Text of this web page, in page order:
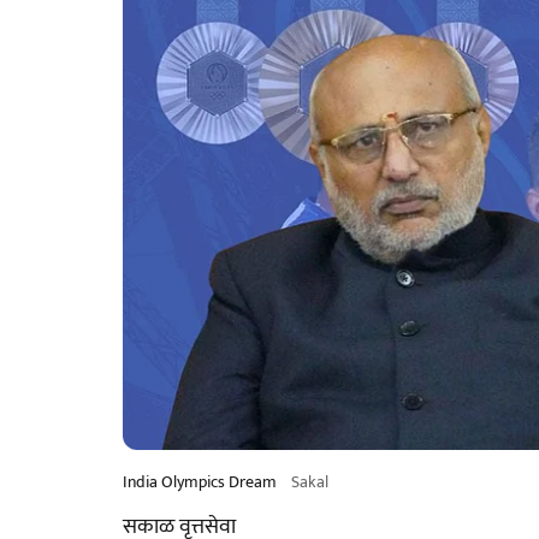
India Olympics Dream Sakal
सकाळ वृत्तसेवा